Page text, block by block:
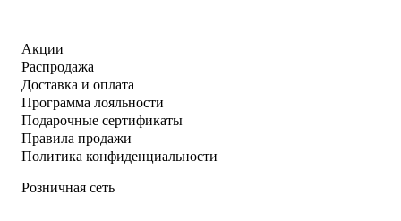
Акции
Распродажа
Доставка и оплата
Программа лояльности
Подарочные сертификаты
Правила продажи
Политика конфиденциальности
Розничная сеть